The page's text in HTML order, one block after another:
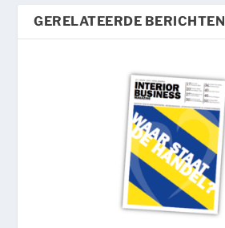
GERELATEERDE BERICHTEN